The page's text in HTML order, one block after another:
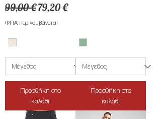
Κανονική τιμή
99,00 € Τιμή Έκπτωσης
79,20 €
ΦΠΑ περιλαμβάνεται
Προσθήκη στο
καλάθι
Προσθήκη στο
καλάθι